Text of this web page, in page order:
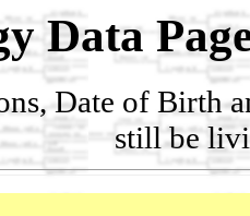
Data
Date of Birth
still be